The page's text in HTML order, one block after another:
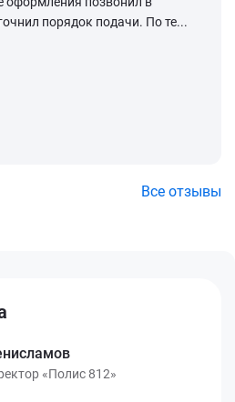
порядок подачи. По те...
Все отзывы
«Полис 812»